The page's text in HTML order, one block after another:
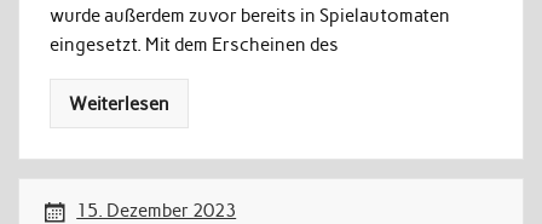
wurde außerdem zuvor bereits in Spielautomaten
eingesetzt. Mit dem Erscheinen des
Weiterlesen
15. Dezember 2023